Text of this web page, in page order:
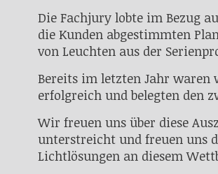
Die Fachjury lobte im Bezug
die Kunden abgestimmten
von Leuchten aus der
Bereits im letzten Jahr
erfolgreich und belegten den
Wir freuen uns über diese
unterstreicht und freuen uns
Lichtlösungen an diesem